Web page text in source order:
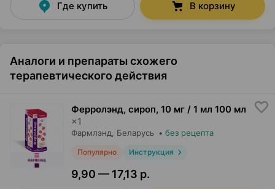
Где купить В корзину
Аналоги и препараты схожего
терапевтического действия
Ферролэнд, сироп, 10 мг / 1 мл 100 мл
×1
Фармлэнд , Беларусь • без рецепта
Популярно Инструкция
9,90 — 17,13 р.